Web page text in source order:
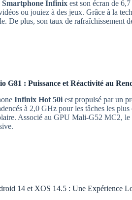
Smartphone Infinix est son écran de
ou jouiez à des jeux. Grâce à la
De plus, son taux de
G81 : Puissance et Réactivité au
Infinix Hot 50i est propulsé par un
à 2,0 GHz pour les tâches les
Associé au GPU Mali-G52 MC2,
14 et XOS 14.5 : Une Expérience